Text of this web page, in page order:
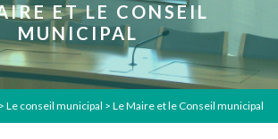
ET LE CONSEIL
MUNICIPAL
> Le conseil municipal > Le Maire et le Conseil municipal